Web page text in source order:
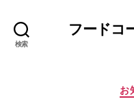
検索
フードコ
お